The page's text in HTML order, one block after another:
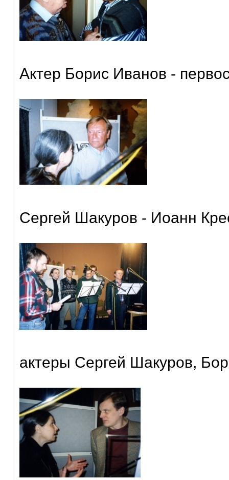
Актер Борис Иванов -
Сергей Шакуров - Иоанн
актеры Сергей Шакуров,